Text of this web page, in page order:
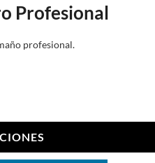
Profesional
profesional.